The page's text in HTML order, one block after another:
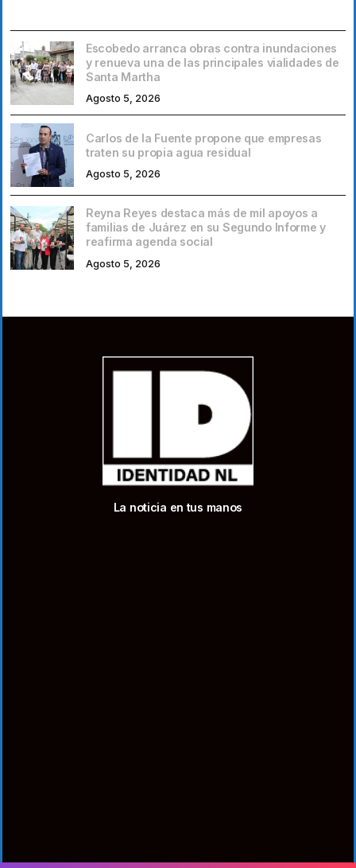
Escobedo arranca obras contra inundaciones
y renueva una de las principales vialidades de
Santa Martha
Agosto 5, 2026
Carlos de la Fuente propone que empresas
traten su propia agua residual
Agosto 5, 2026
Reyna Reyes destaca más de mil apoyos a
familias de Juárez en su Segundo Informe y
reafirma agenda social
Agosto 5, 2026
La noticia en tus manos